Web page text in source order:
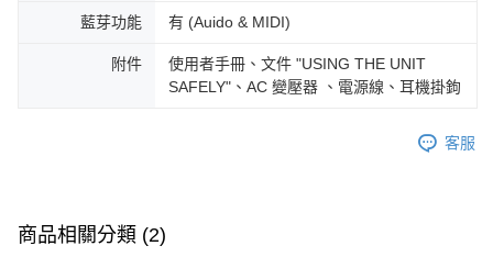
藍芽功能 有 (Auido & MIDI)
附件
使用者手冊、文件 "USING THE UNIT
SAFELY"、AC 變壓器 、電源線、耳機掛鉤
客服
商品相關分類 (2)